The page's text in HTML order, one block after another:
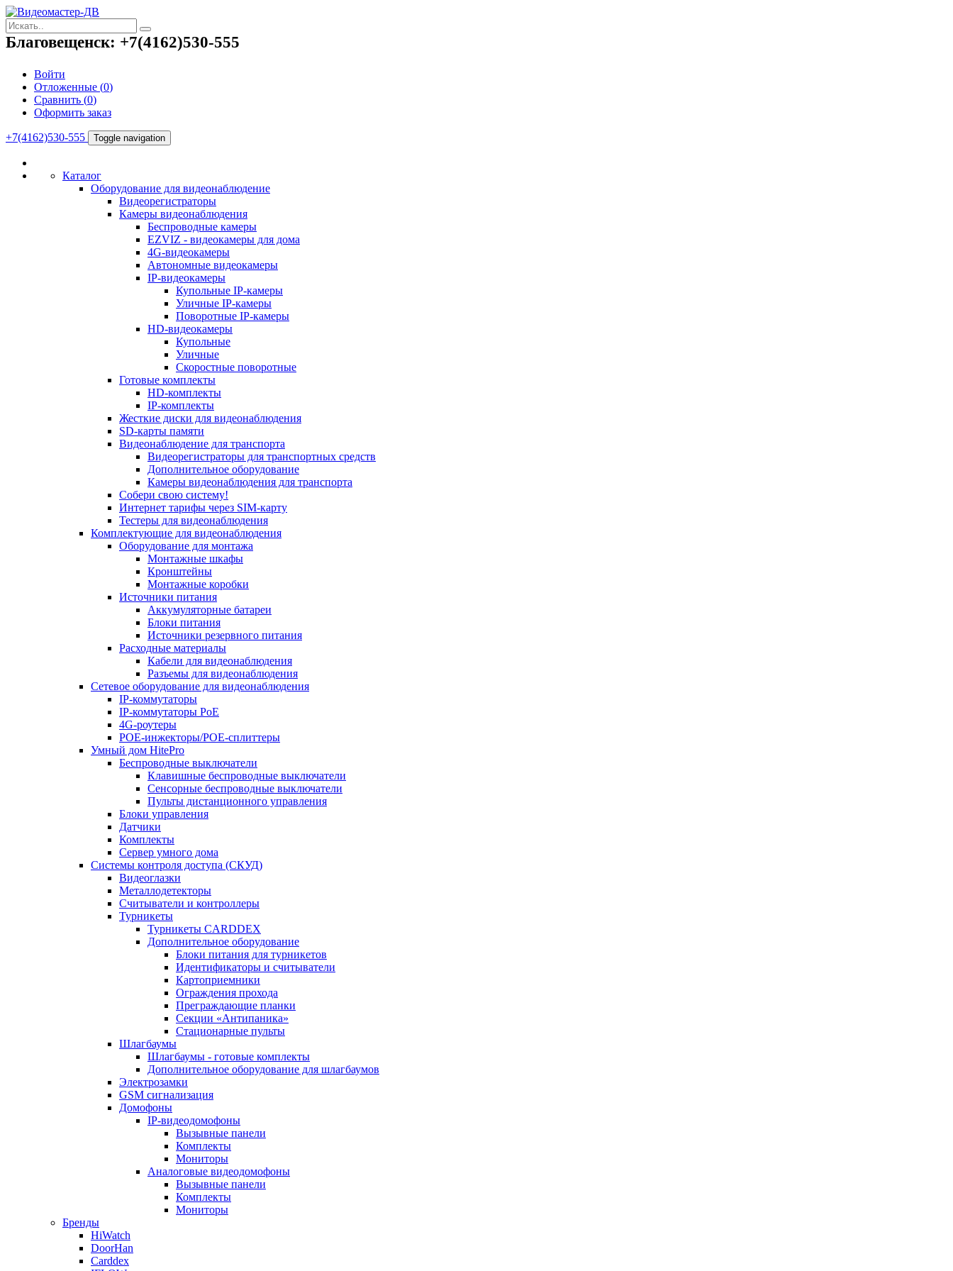
Благовещенск: +7(4162)530-555
Войти
Отложенные (0)
Сравнить (0)
Оформить заказ
+7(4162)530-555 Toggle navigation
Каталог
Оборудование для видеонаблюдение
Видеорегистраторы
Камеры видеонаблюдения
Беспроводные камеры
EZVIZ - видеокамеры для дома
4G-видеокамеры
Автономные видеокамеры
IP-видеокамеры
Купольные IP-камеры
Уличные IP-камеры
Поворотные IP-камеры
HD-видеокамеры
Купольные
Уличные
Скоростные поворотные
Готовые комплекты
HD-комплекты
IP-комплекты
Жесткие диски для видеонаблюдения
SD-карты памяти
Видеонаблюдение для транспорта
Видеорегистраторы для транспортных средств
Дополнительное оборудование
Камеры видеонаблюдения для транспорта
Собери свою систему!
Интернет тарифы через SIM-карту
Тестеры для видеонаблюдения
Комплектующие для видеонаблюдения
Оборудование для монтажа
Монтажные шкафы
Кронштейны
Монтажные коробки
Источники питания
Аккумуляторные батареи
Блоки питания
Источники резервного питания
Расходные материалы
Кабели для видеонаблюдения
Разъемы для видеонаблюдения
Сетевое оборудование для видеонаблюдения
IP-коммутаторы
IP-коммутаторы РоЕ
4G-роутеры
POE-инжекторы/POE-сплиттеры
Умный дом HitePro
Беспроводные выключатели
Клавишные беспроводные выключатели
Сенсорные беспроводные выключатели
Пульты дистанционного управления
Блоки управления
Датчики
Комплекты
Сервер умного дома
Системы контроля доступа (СКУД)
Видеоглазки
Металлодетекторы
Считыватели и контроллеры
Турникеты
Турникеты CARDDEX
Дополнительное оборудование
Блоки питания для турникетов
Идентификаторы и считыватели
Картоприемники
Ограждения прохода
Преграждающие планки
Секции «Антипаника»
Стационарные пульты
Шлагбаумы
Шлагбаумы - готовые комплекты
Дополнительное оборудование для шлагбаумов
Электрозамки
GSM сигнализация
Домофоны
IP-видеодомофоны
Вызывные панели
Комплекты
Мониторы
Аналоговые видеодомофоны
Вызывные панели
Комплекты
Мониторы
Бренды
HiWatch
DoorHan
Carddex